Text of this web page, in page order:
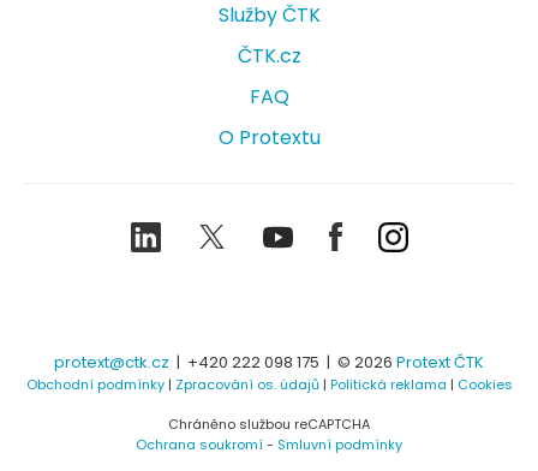
Služby ČTK
ČTK.cz
FAQ
O Protextu
LinkedIn TwitterYoutubeFacebookInstagram
protext@ctk.cz | +420 222 098 175 | © 2026 Protext ČTK
Obchodní podmínky| Zpracování os. údajů| Politická reklama | Cookies
Chráněno službou reCAPTCHA
Ochrana soukromí- Smluvní podmínky